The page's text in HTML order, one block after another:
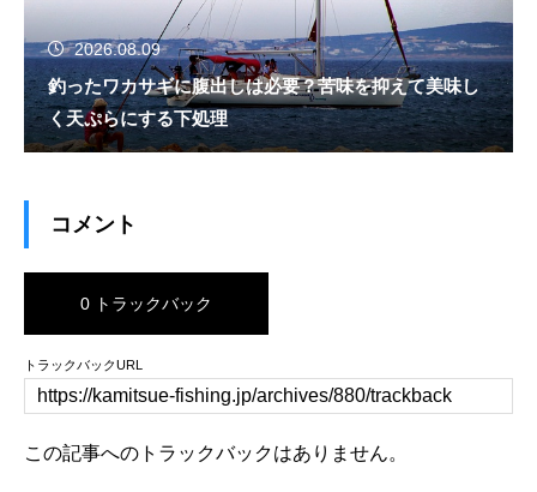
2026.08.09
釣ったワカサギに腹出しは必要？苦味を抑えて美味し
く天ぷらにする下処理
コメント
0 トラックバック
トラックバックURL
この記事へのトラックバックはありません。